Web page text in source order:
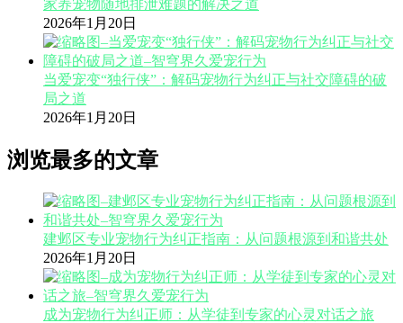
家养宠物随地排泄难题的解决之道
2026年1月20日
当爱宠变“独行侠”：解码宠物行为纠正与社交障碍的破
局之道
2026年1月20日
浏览最多的文章
建邺区专业宠物行为纠正指南：从问题根源到和谐共处
2026年1月20日
成为宠物行为纠正师：从学徒到专家的心灵对话之旅